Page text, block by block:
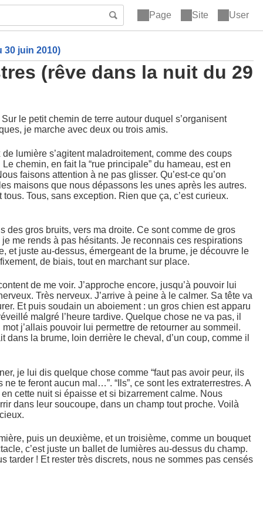
Page Site User
30 juin 2010)
(rêve dans la nuit du 29
le petit chemin de terre autour duquel s’organisent
je marche avec deux ou trois amis.
lumière s’agitent maladroitement, comme des coups
chemin, en fait la “rue principale” du hameau, est en
faisons attention à ne pas glisser. Qu’est-ce qu’on
maisons que nous dépassons les unes après les autres.
Tous, sans exception. Rien que ça, c’est curieux.
des gros bruits, vers ma droite. Ce sont comme de gros
me rends à pas hésitants. Je reconnais ces respirations
et juste au-dessus, émergeant de la brume, je découvre le
de biais, tout en marchant sur place.
de me voir. J’approche encore, jusqu’à pouvoir lui
Très nerveux. J’arrive à peine à le calmer. Sa tête va
Et puis soudain un aboiement : un gros chien est apparu
malgré l’heure tardive. Quelque chose ne va pas, il
j’allais pouvoir lui permettre de retourner au sommeil.
la brume, loin derrière le cheval, d’un coup, comme il
je lui dis quelque chose comme “faut pas avoir peur, ils
te feront aucun mal…”. “Ils”, ce sont les extraterrestres. A
cette nuit si épaisse et si bizarrement calme. Nous
dans leur soucoupe, dans un champ tout proche. Voilà
puis un deuxième, et un troisième, comme un bouquet
c’est juste un ballet de lumières au-dessus du champ.
tarder ! Et rester très discrets, nous ne sommes pas censés